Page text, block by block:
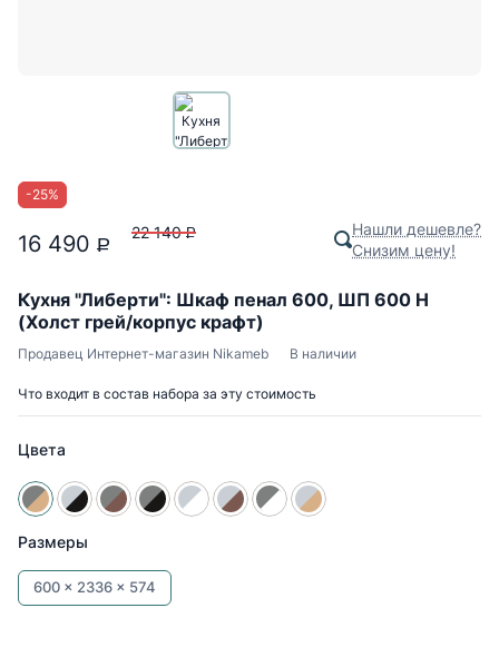
-25%
16 490 P
22 140 P
Нашли дешевле?
Снизим цену!
Кухня "Либерти": Шкаф пенал 600, ШП 600 Н
(Холст грей/корпус крафт)
Продавец Интернет-магазин Nikameb В наличии
Что входит в состав набора за эту стоимость
Цвета
Размеры
600 x 2336 x 574